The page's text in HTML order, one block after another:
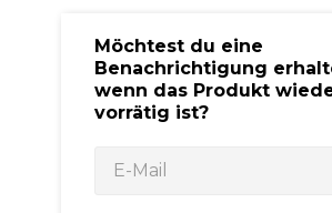
Möchtest du eine
Benachrichtigung
wenn das Produkt
vorrätig ist?